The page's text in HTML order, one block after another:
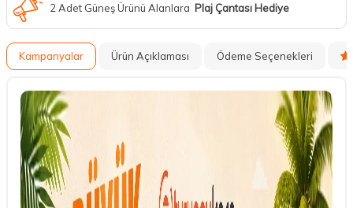
2 Adet Güneş Ürünü Alanlara Plaj Çantası Hediye
Kampanyalar Ürün Açıklaması Ödeme Seçenekleri